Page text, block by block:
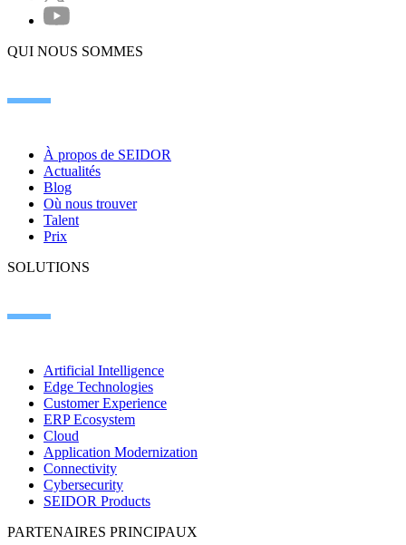
QUI NOUS SOMMES
À propos de SEIDOR
Actualités
Blog
Où nous trouver
Talent
Prix
SOLUTIONS
Artificial Intelligence
Edge Technologies
Customer Experience
ERP Ecosystem
Cloud
Application Modernization
Connectivity
Cybersecurity
SEIDOR Products
PARTENAIRES PRINCIPAUX